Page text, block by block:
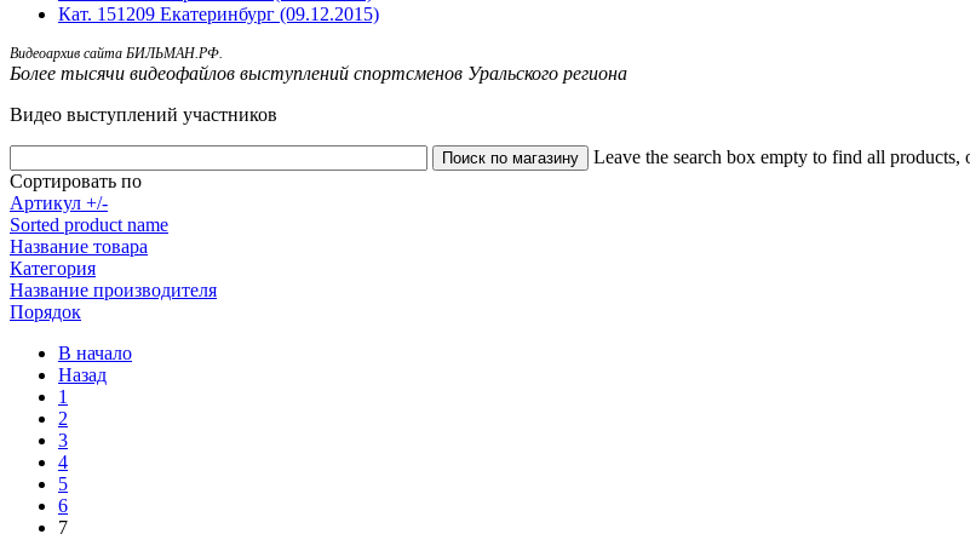
Кат. 151209 Екатеринбург (09.12.2015)
Видеоархив сайта БИЛЬМАН.РФ.
Более тысячи видеофайлов выступлений спортсменов Уральского региона
Видео выступлений участников
Leave the search box empty to find all products,
Сортировать по
Артикул +/-
Sorted product name
Название товара
Категория
Название производителя
Порядок
В начало
Назад
1
2
3
4
5
6
7